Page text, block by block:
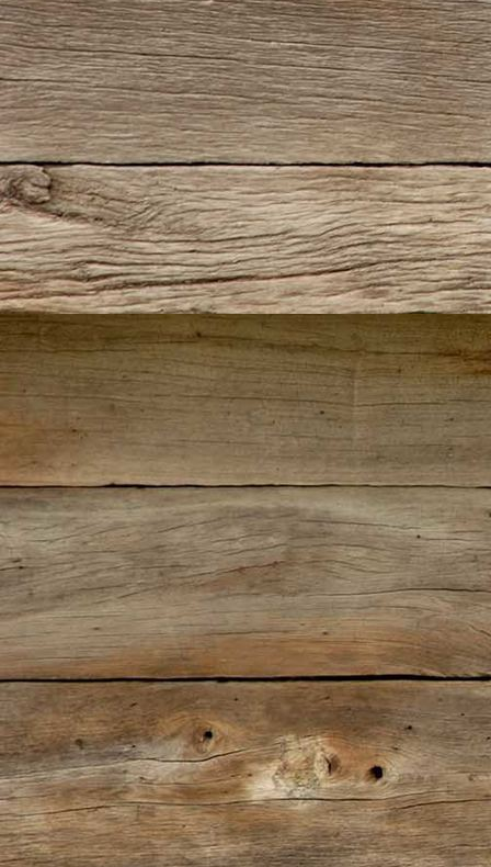
IMG-20190707-WA0007
IMG-20190707-WA0012
3adf5eb8e7934fb2b3c8a8f387c70f9c